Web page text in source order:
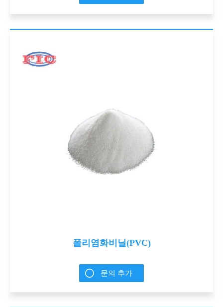
폴리염화비닐(PVC)
문의 추가